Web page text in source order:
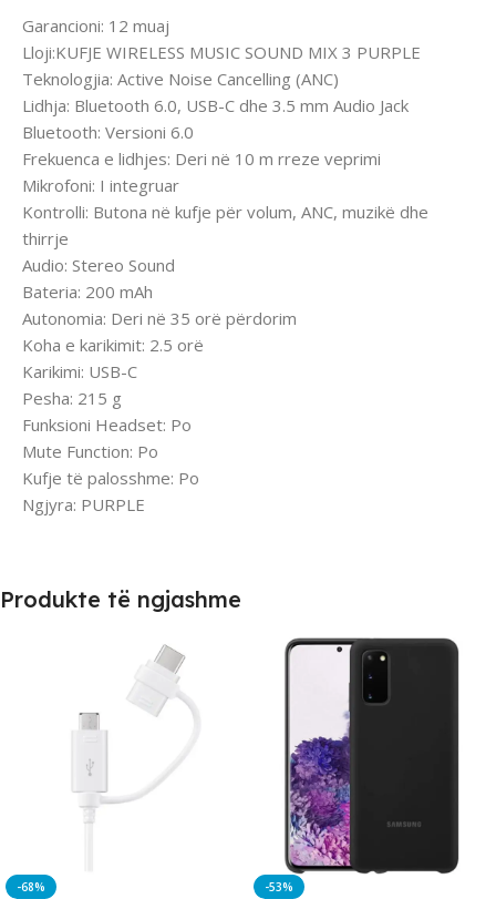
Garancioni: 12 muaj
Lloji:KUFJE WIRELESS MUSIC SOUND MIX 3 PURPLE
Teknologjia: Active Noise Cancelling (ANC)
Lidhja: Bluetooth 6.0, USB-C dhe 3.5 mm Audio Jack
Bluetooth: Versioni 6.0
Frekuenca e lidhjes: Deri në 10 m rreze veprimi
Mikrofoni: I integruar
Kontrolli: Butona në kufje për volum, ANC, muzikë dhe
thirrje
Audio: Stereo Sound
Bateria: 200 mAh
Autonomia: Deri në 35 orë përdorim
Koha e karikimit: 2.5 orë
Karikimi: USB-C
Pesha: 215 g
Funksioni Headset: Po
Mute Function: Po
Kufje të palosshme: Po
Ngjyra: PURPLE
Produkte të ngjashme
-68% -53%